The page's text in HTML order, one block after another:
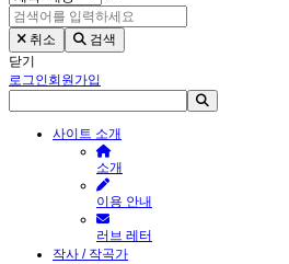
취소
검색
닫기
로그인회원가입
사이트 소개
소개
이용 안내
러브 레터
작사 / 작곡가